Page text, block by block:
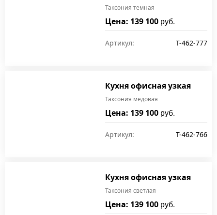
Таксония темная
Цена: 139 100 руб.
Артикул: T-462-777
Кухня офисная узкая
Таксония медовая
Цена: 139 100 руб.
Артикул: T-462-766
Кухня офисная узкая
Таксония светлая
Цена: 139 100 руб.